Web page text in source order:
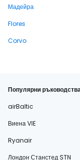
Мадейра
Flores
Corvo
Популярни
airBaltic
Виена VIE
Ryanair
Лондон Станстед STN